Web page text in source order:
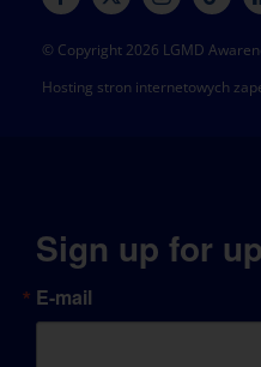
© Copyright 2026 LGMD
Hosting stron internetowych
Sign up for
E-mail